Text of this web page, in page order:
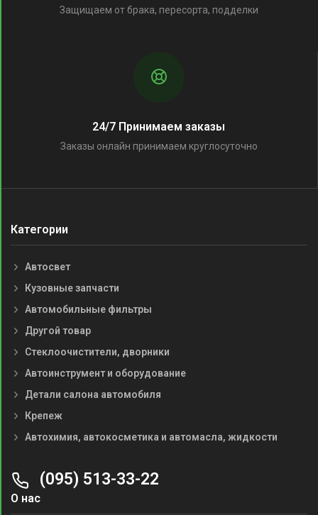
Защищаем от брака, пересорта, подделки
24/7 Принимаем заказы
Заказы онлайн принимаем круглосуточно
Категории
Автосвет
Кузовные запчасти
Автомобильные фильтры
Другой товар
Стеклоочистители, дворники
Автоинструмент и оборудование
Детали салона автомобиля
Крепеж
Автохимия, автокосметика и автомасла, жидкости
(095) 513-33-22
О нас